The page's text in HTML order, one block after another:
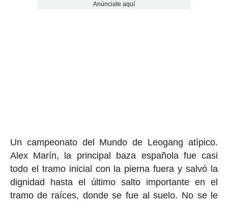
Anúnciate aquí
Un campeonato del Mundo de Leogang atípico.
Alex Marín, la principal baza española fue casi
todo el tramo inicial con la pierna fuera y salvó la
dignidad hasta el último salto importante en el
tramo de raíces, donde se fue al suelo. No se le